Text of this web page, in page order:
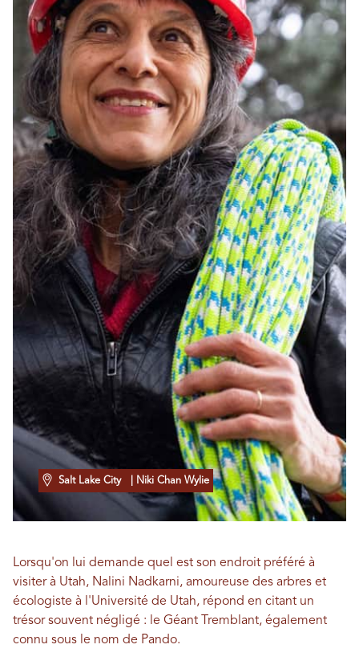
Salt Lake City | Niki Chan Wylie
Lorsqu'on lui demande quel est son endroit préféré à
visiter à Utah, Nalini Nadkarni, amoureuse des arbres et
écologiste à l'Université de Utah, répond en citant un
trésor souvent négligé : le Géant Tremblant, également
connu sous le nom de Pando.